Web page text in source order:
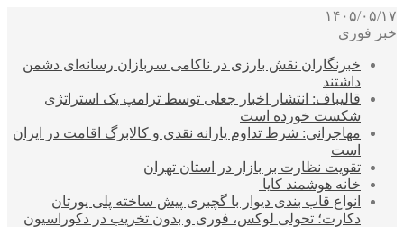
۱۴۰۵/۰۵/۱۷
خبر فوری
خبرنگاران نقش بارزی در ناکامی سربازان رسانه‌ای دشمن
داشتند
قالیباف: انتشار اخبار جعلی توسط ترامپ یک استراتژی
شکست خورده است
مهاجرانی: شرط تداوم یارانه نقدی و کالابرگ اقامت در ایران
است
تقویت نظارت بر بازار در استان تهران
خانه هوشمند کایا
انواع قاب بندی دیوار با گچبری پیش ساخته پلی یورتان
دکارت؛ تحولی لوکس، فوری و بدون تخریب در دکوراسیون